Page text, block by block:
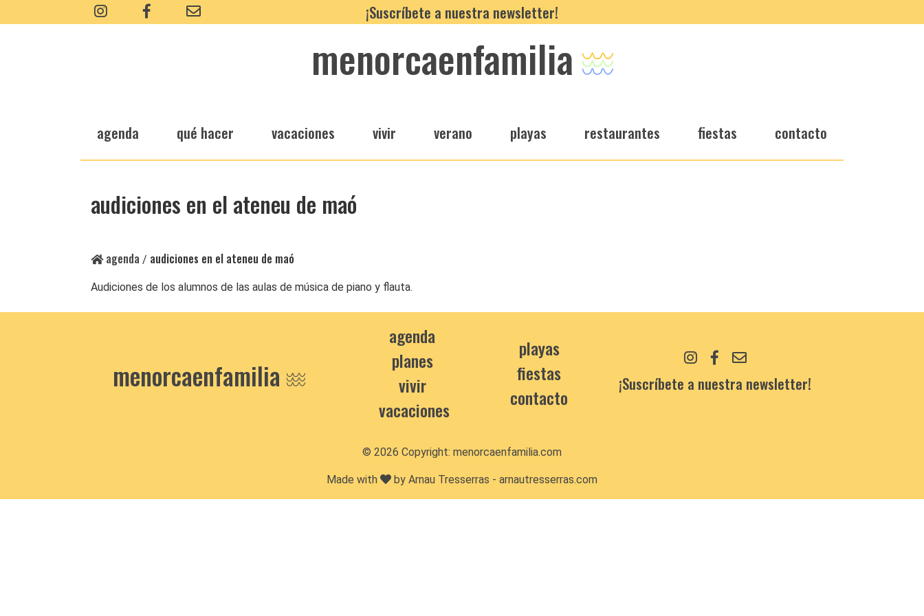
¡Suscríbete a nuestra newsletter!
menorcaenfamilia
agenda qué hacer vacaciones vivir verano playas restaurantes fiestas contacto
audiciones en el ateneu de maó
agenda / audiciones en el ateneu de maó
Audiciones de los alumnos de las aulas de música de piano y flauta.
menorcaenfamilia
agenda
planes
vivir
vacaciones
playas
fiestas
contacto
¡Suscríbete a nuestra newsletter!
© 2026 Copyright: menorcaenfamilia.com
Made with by Arnau Tresserras - arnautresserras.com